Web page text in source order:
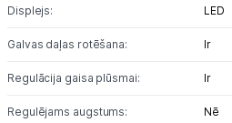
Displejs: LED
Galvas daļas rotēšana: Ir
Regulācija gaisa plūsmai: Ir
Regulējams augstums: Nē